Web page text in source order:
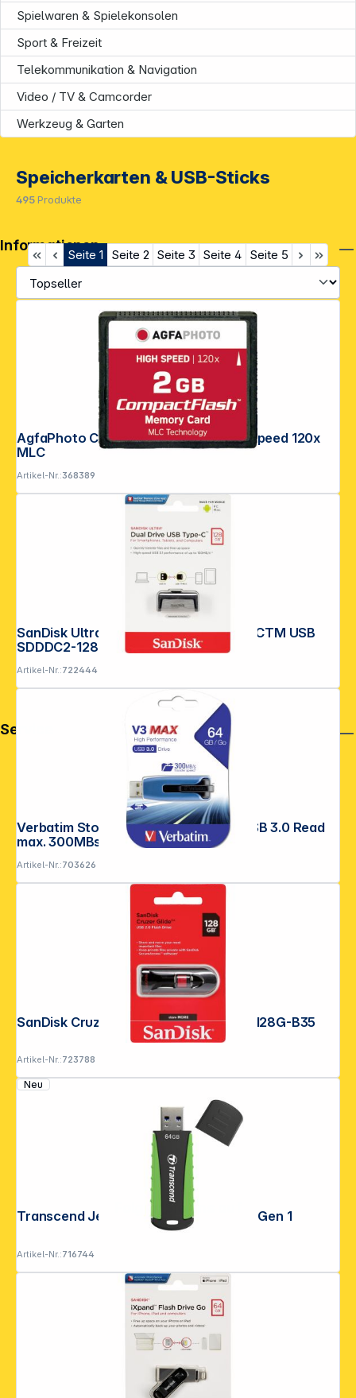
Spielwaren & Spielekonsolen
Sport & Freizeit
Telekommunikation & Navigation
Video / TV & Camcorder
Werkzeug & Garten
Speicherkarten & USB-Sticks
495 Produkte
Seite 1 Seite 2 Seite 3 Seite 4 Seite 5
AgfaPhoto Compact Flash 2GB High Speed 120x
MLC
Artikel-Nr.:368389
SanDisk Ultra Dual Drive 128GB Type-CTM USB
SDDDC2-128G-G46
Artikel-Nr.:722444
Verbatim Store n Go V3 MAX 64GB USB 3.0 Read
max. 300MBs 49807
Artikel-Nr.:703626
SanDisk Cruzer Glide 128GB SDCZ60-128G-B35
Artikel-Nr.:723788
Neu
Transcend JetFlash 810 64GB USB 3.1 Gen 1
Artikel-Nr.:716744
Informationen
Service
Folgen Sie uns auf